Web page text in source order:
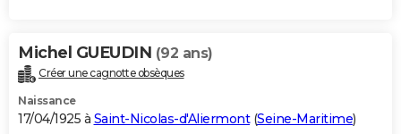
Michel GUEUDIN (92 ans)
Créer une cagnotte obsèques
Naissance
17/04/1925 à Saint-Nicolas-d'Aliermont(Seine-Maritime)